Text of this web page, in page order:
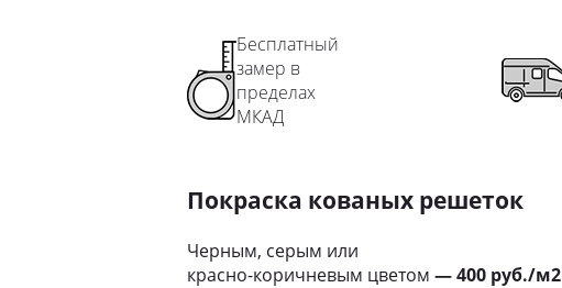
Бесплатный
замер в
пределах
МКАД
Покраска кованых решеток
Черным, серым или
красно-коричневым цветом— 400 руб./м2